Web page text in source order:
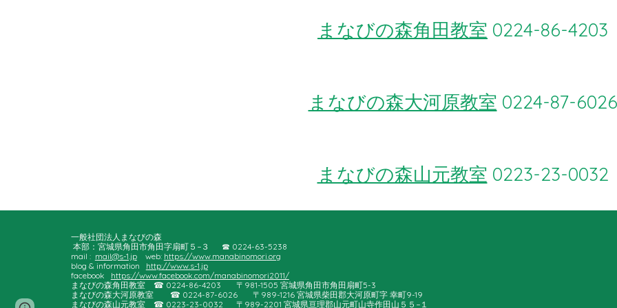
まなびの森角田教室 0224-86-4203
まなびの森大河原教室 0224-87-6026
まなびの森山元教室 0223-23-0032
一般社団法人まなびの森
本部：宮城県角田市角田字扇町５−３ ☎︎ 0224-63-5238
mail : mail@s-1.jpweb: https://www.manabinomori.org
blog & information http://www.s-1.jp
facebook https://www.facebook.com/manabinomori2011/
まなびの森角田教室
☎︎ 0224-86-4203
〒981-1505 宮城県角田市角田扇町5-3
まなびの森大河原教室
☎︎ 0224-87-6026
〒989-1216 宮城県柴田郡大河原町字 幸町9-19
まなびの森山元教室 ☎︎ 0223-23-0032 〒989-2201 宮城県亘理郡山元町山寺作田山５５−１